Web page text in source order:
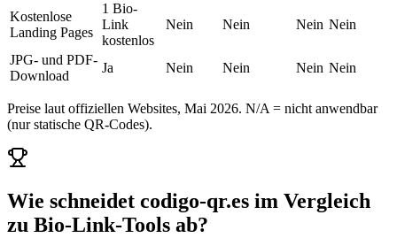
Kostenlose
Landing Pages
1 Bio-
Link
kostenlos
Nein Nein Nein Nein
JPG- und PDF-
Download
Ja Nein Nein Nein Nein
Preise laut offiziellen Websites, Mai 2026. N/A = nicht anwendbar
(nur statische QR-Codes).
Wie schneidet codigo-qr.es im Vergleich
zu Bio-Link-Tools ab?